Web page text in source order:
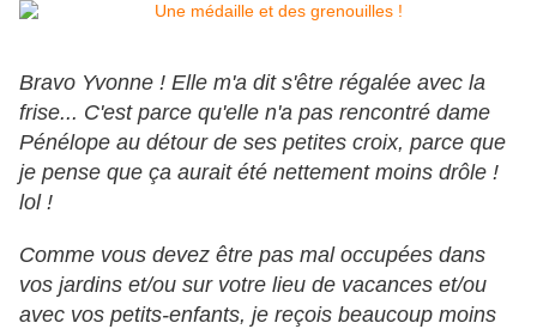
Bravo Yvonne ! Elle m'a dit s'être régalée avec la
frise... C'est parce qu'elle n'a pas rencontré dame
Pénélope au détour de ses petites croix, parce que
je pense que ça aurait été nettement moins drôle !
lol !
Comme vous devez être pas mal occupées dans
vos jardins et/ou sur votre lieu de vacances et/ou
avec vos petits-enfants, je reçois beaucoup moins